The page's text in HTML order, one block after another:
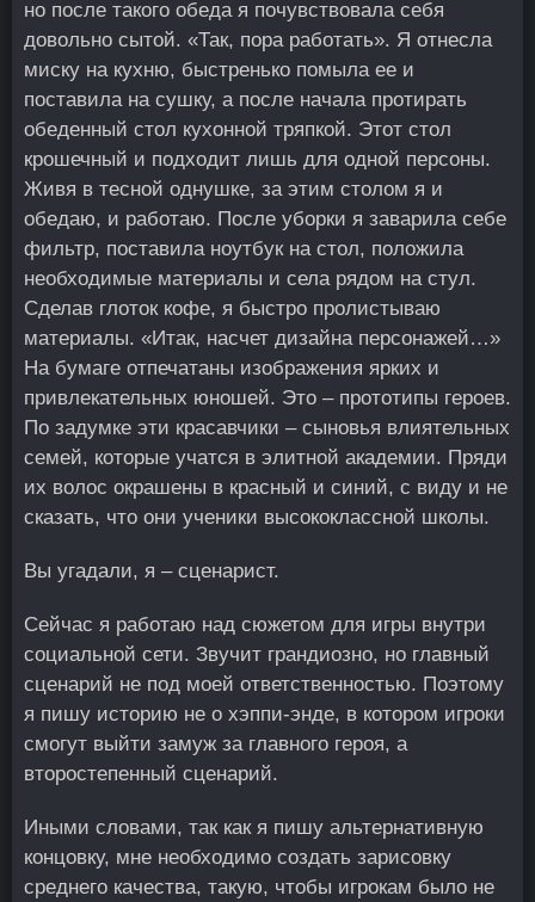
но после такого обеда я почувствовала себя
довольно сытой. «Так, пора работать». Я отнесла
миску на кухню, быстренько помыла ее и
поставила на сушку, а после начала протирать
обеденный стол кухонной тряпкой. Этот стол
крошечный и подходит лишь для одной персоны.
Живя в тесной однушке, за этим столом я и
обедаю, и работаю. После уборки я заварила себе
фильтр, поставила ноутбук на стол, положила
необходимые материалы и села рядом на стул.
Сделав глоток кофе, я быстро пролистываю
материалы. «Итак, насчет дизайна персонажей…»
На бумаге отпечатаны изображения ярких и
привлекательных юношей. Это – прототипы героев.
По задумке эти красавчики – сыновья влиятельных
семей, которые учатся в элитной академии. Пряди
их волос окрашены в красный и синий, с виду и не
сказать, что они ученики высококлассной школы.
Вы угадали, я – сценарист.
Сейчас я работаю над сюжетом для игры внутри
социальной сети. Звучит грандиозно, но главный
сценарий не под моей ответственностью. Поэтому
я пишу историю не о хэппи-энде, в котором игроки
смогут выйти замуж за главного героя, а
второстепенный сценарий.
Иными словами, так как я пишу альтернативную
концовку, мне необходимо создать зарисовку
среднего качества, такую, чтобы игрокам было не